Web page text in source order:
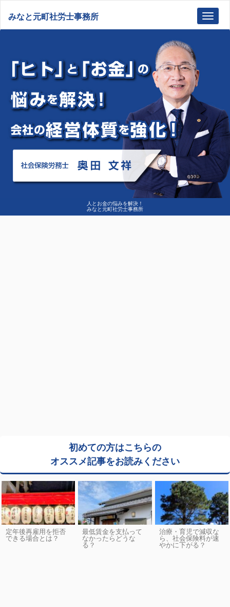
人とお金の悩みを解決！
みなと元町社労士事務所
みなと元町社労士事務所
初めての方はこちらの
オススメ記事をお読みください
定年後再雇用を拒否
できる場合とは？
最低賃金を支払って
なかったらどうな
る？
治療・育児で減収な
ら、社会保険料が速
やかに下がる？